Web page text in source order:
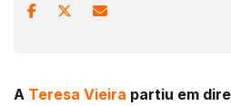
A Teresa Vieira partiu em